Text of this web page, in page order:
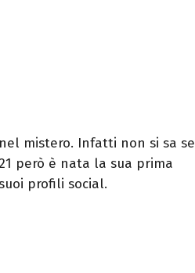
mistero. Infatti non si sa se
però è nata la sua prima
profili social.